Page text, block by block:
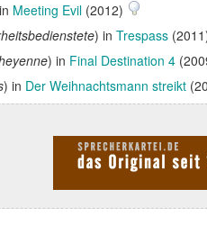
Meeting Evil (2012)
) in Trespass
) in Final Destination 4
) in Der Weihnachtsmann streikt